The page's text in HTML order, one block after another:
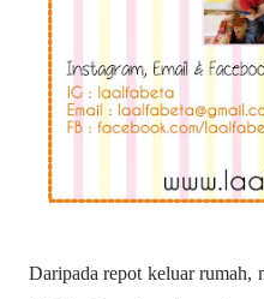
Daripada repot keluar rumah,